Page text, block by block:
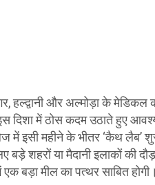
हल्द्वानी और अल्मोड़ा के
दिशा में ठोस कदम उठाते हुए
में इसी महीने के भीतर ‘कैथ लैब’
शहरों या मैदानी इलाकों की
बड़ा मील का पत्थर साबित होगी।